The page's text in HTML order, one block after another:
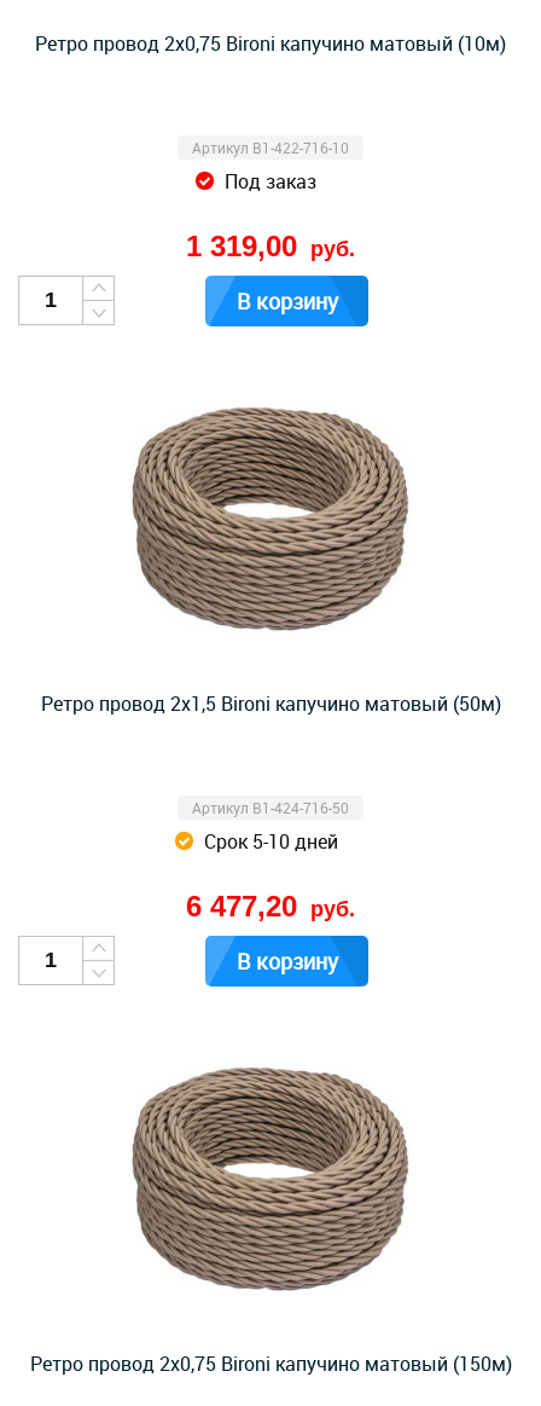
Ретро провод 2х0,75 Bironi капучино матовый (10м)
Артикул B1-422-716-10
Под заказ
1 319,00 руб.
В корзину
Ретро провод 2х1,5 Bironi капучино матовый (50м)
Артикул B1-424-716-50
Срок 5-10 дней
6 477,20 руб.
В корзину
Ретро провод 2х0,75 Bironi капучино матовый (150м)